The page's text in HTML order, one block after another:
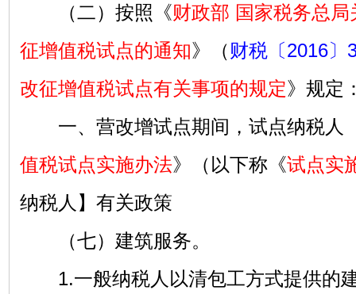
（二）按照《财政部 国家税务总
征增值税试点的通知》（财税〔2016〕
改征增值税试点有关事项的规定》规定
一、营改增试点期间，试点纳税人
值税试点实施办法》（以下称《试点实
纳税人】有关政策
（七）建筑服务。
1.一般纳税人以清包工方式提供的